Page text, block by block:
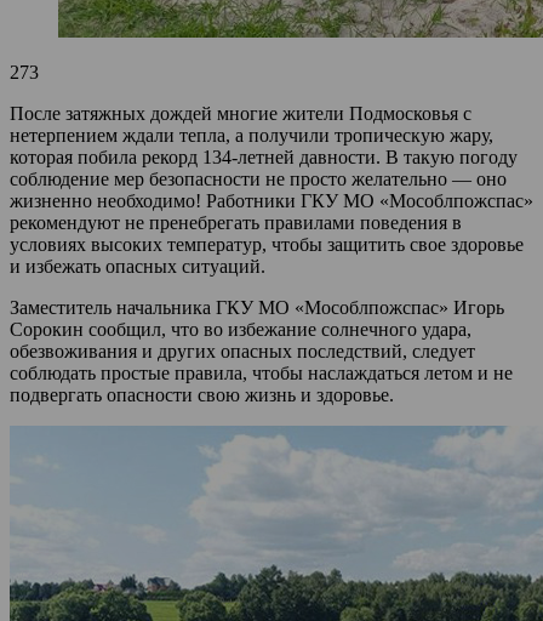
273
После затяжных дождей многие жители Подмосковья с
нетерпением ждали тепла, а получили тропическую жару,
которая побила рекорд 134-летней давности. В такую погоду
соблюдение мер безопасности не просто желательно — оно
жизненно необходимо! Работники ГКУ МО «Мособлпожспас»
рекомендуют не пренебрегать правилами поведения в
условиях высоких температур, чтобы защитить свое здоровье
и избежать опасных ситуаций.
Заместитель начальника ГКУ МО «Мособлпожспас» Игорь
Сорокин сообщил, что во избежание солнечного удара,
обезвоживания и других опасных последствий, следует
соблюдать простые правила, чтобы наслаждаться летом и не
подвергать опасности свою жизнь и здоровье.